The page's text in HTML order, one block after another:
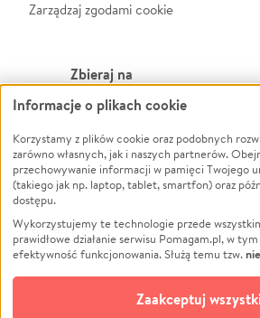
Zarządzaj zgodami cookie
Zbieraj na
Leczenie
Zwierzęta
Pożar
Ukraina
Pomoc Finansowa
Projekty
Pogrzeb
Społeczność lokalna
Informacje o plikach cookie
Korzystamy z plików cookie oraz podobnych
zarówno własnych, jak i naszych partnerów.
przechowywanie informacji w pamięci Twojego
(takiego jak np. laptop, tablet, smartfon) oraz
dostępu.
Wykorzystujemy te technologie przede
prawidłowe działanie serwisu Pomagam.pl, w
efektywność funkcjonowania. Służą temu tzw.
opcjonalnych plików
technologii do celów analitycznych i
Zaakceptuj